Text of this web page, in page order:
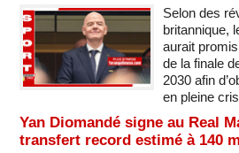
Selon des
britannique,
aurait
de la finale
2030 afin
en pleine
Yan Diomandé signe au Real
transfert record estimé à 140